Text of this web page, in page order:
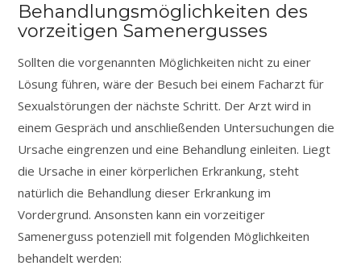
Behandlungsmöglichkeiten des
vorzeitigen Samenergusses
Sollten die vorgenannten Möglichkeiten nicht zu einer
Lösung führen, wäre der Besuch bei einem Facharzt für
Sexualstörungen der nächste Schritt. Der Arzt wird in
einem Gespräch und anschließenden Untersuchungen die
Ursache eingrenzen und eine Behandlung einleiten. Liegt
die Ursache in einer körperlichen Erkrankung, steht
natürlich die Behandlung dieser Erkrankung im
Vordergrund. Ansonsten kann ein vorzeitiger
Samenerguss potenziell mit folgenden Möglichkeiten
behandelt werden: